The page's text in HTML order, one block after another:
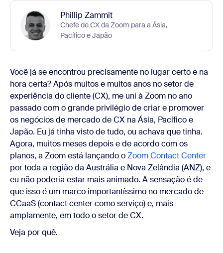
Phillip Zammit
Chefe de CX da Zoom para a Ásia,
Pacífico e Japão
Você já se encontrou precisamente no lugar certo e na
hora certa? Após muitos e muitos anos no setor de
experiência do cliente (CX), me uni à Zoom no ano
passado com o grande privilégio de criar e promover
os negócios de mercado de CX na Ásia, Pacífico e
Japão. Eu já tinha visto de tudo, ou achava que tinha.
Agora, muitos meses depois e de acordo com os
planos, a Zoom está lançando oZoom Contact Center
por toda a região da Austrália e Nova Zelândia (ANZ), e
eu não poderia estar mais animado. A sensação é de
que isso é um marco importantíssimo no mercado de
CCaaS (contact center como serviço) e, mais
amplamente, em todo o setor de CX.
Veja por quê.